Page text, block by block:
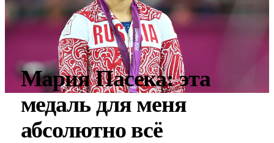
Мария Пасека: эта
медаль для меня
абсолютно всё